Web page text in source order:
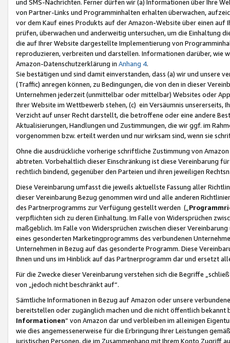
und SMS-Nachrichten. Ferner dürfen wir (a) Informationen über Ihre
von Partner-Links und Programminhalten erhalten überwachen,
vor dem Kauf eines Produkts auf der Amazon-Website über einen
prüfen, überwachen und anderweitig untersuchen, um die Einhaltung
die auf Ihrer Website dargestellte Implementierung von
reproduzieren, verbreiten und darstellen. Informationen darüber, wie
Amazon-Datenschutzerklärung in Anhang 4.
Sie bestätigen und sind damit einverstanden, dass (a) wir und
(Traffic) anregen können, zu Bedingungen, die von den in dieser
Unternehmen jederzeit (unmittelbar oder mittelbar) Websites oder
Ihrer Website im Wettbewerb stehen, (c) ein Versäumnis unsererseits,
Verzicht auf unser Recht darstellt, die betroffene oder eine andere
Aktualisierungen, Handlungen und Zustimmungen, die wir ggf. im
vorgenommen bzw. erteilt werden und nur wirksam sind, wenn sie
Ohne die ausdrückliche vorherige schriftliche Zustimmung von
abtreten. Vorbehaltlich dieser Einschränkung ist diese Vereinbarung
rechtlich bindend, gegenüber den Parteien und ihren jeweiligen
Diese Vereinbarung umfasst die jeweils aktuellste Fassung aller
dieser Vereinbarung Bezug genommen wird und alle anderen
des Partnerprogramms zur Verfügung gestellt werden („
verpflichten sich zu deren Einhaltung. Im Falle von Widersprüchen
maßgeblich. Im Falle von Widersprüchen zwischen dieser
eines gesonderten Marketingprogramms des verbundenen
Unternehmen in Bezug auf das gesonderte Programm. Diese
Ihnen und uns im Hinblick auf das Partnerprogramm dar und ersetzt
Für die Zwecke dieser Vereinbarung verstehen sich die Begriffe
von „jedoch nicht beschränkt auf“.
Sämtliche Informationen in Bezug auf Amazon oder unsere
bereitstellen oder zugänglich machen und die nicht öffentlich
Informationen“ von Amazon dar und verbleiben im alleinigen
wie dies angemessenerweise für die Erbringung Ihrer Leistungen
juristischen Personen, die im Zusammenhang mit Ihrem Konto